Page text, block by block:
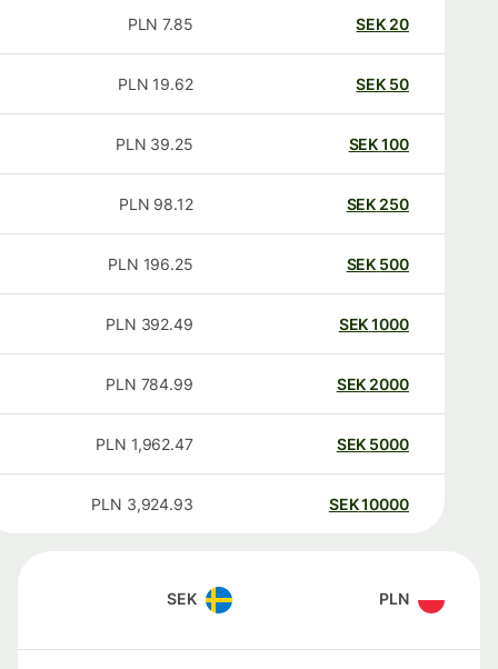
20
SEK
7.85
PLN
50
SEK
19.62
PLN
100
SEK
39.25
PLN
250
SEK
98.12
PLN
500
SEK
196.25
PLN
1000
SEK
392.49
PLN
2000
SEK
784.99
PLN
5000
SEK
1,962.47
PLN
10000
SEK
3,924.93
PLN
PLN
SEK